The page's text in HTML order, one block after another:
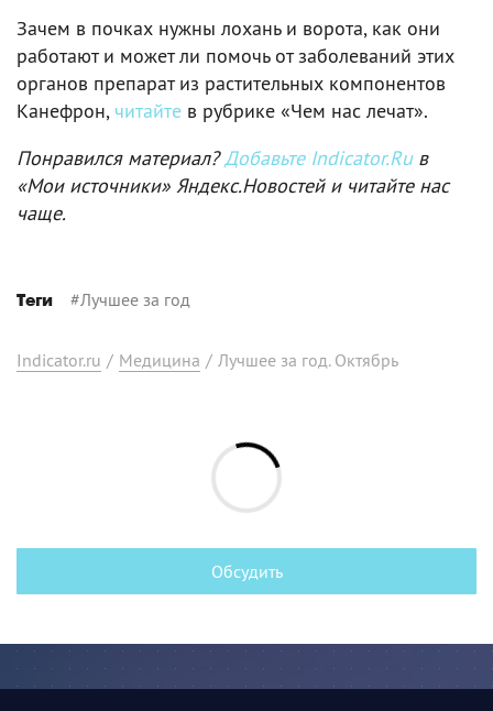
Зачем в почках нужны лохань и ворота, как они
работают и может ли помочь от заболеваний этих
органов препарат из растительных компонентов
Канефрон, читайте в рубрике «Чем нас лечат».
Понравился материал?Добавьте Indicator.Ruв
«Мои источники» Яндекс.Новостей и читайте нас
чаще.
Теги #Лучшее за год
Indicator.ru / Медицина / Лучшее за год. Октябрь
Обсудить